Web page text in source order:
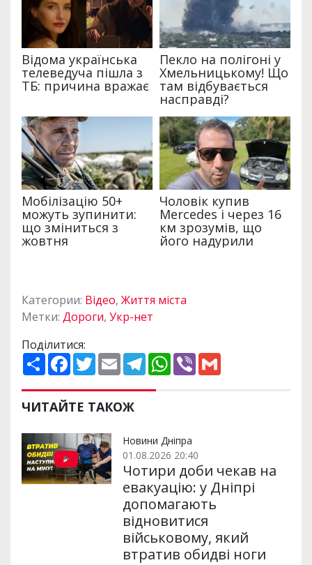
Категории: Відео, Життя міста
Метки: Дороги, Укр-нет
Поділитися:
П
о
и
р
и
и
F
a
e
b
o
k
T
w
t
t
e
E
m
i
l
T
e
e
m
W
h
p
V
ЧИТАЙТЕ ТАКОЖ
Новини Дніпра
01.08.2026 20:40
Чотири доби чекав на
евакуацію: у Дніпрі
допомагають
відновитися
військовому, який
втратив обидві ноги